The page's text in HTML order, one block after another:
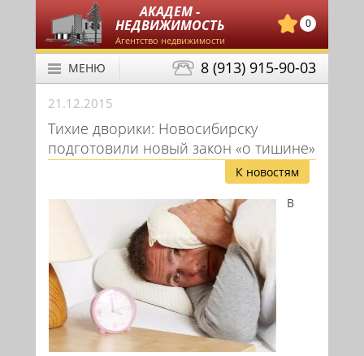
АКАДЕМ -
НЕДВИЖИМОСТЬ
Агентство недвижимости
0
8 (913) 915-90-03
МЕНЮ
21.12.2015
Тихие дворики: Новосибирску
подготовили новый закон «о тишине»
К новостям
В